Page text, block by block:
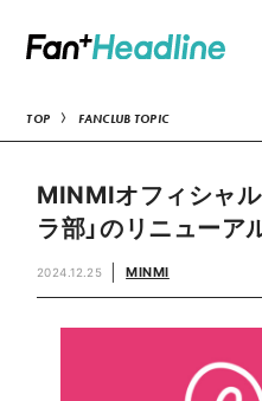
TOP FANCLUB TOPIC
MINMIオフィシャ
ラ部」のリニューア
2024.12.25 MINMI